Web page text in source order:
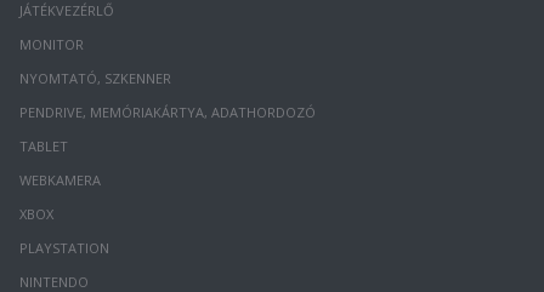
JÁTÉKVEZÉRLŐ
MONITOR
NYOMTATÓ, SZKENNER
PENDRIVE, MEMÓRIAKÁRTYA, ADATHORDOZÓ
TABLET
WEBKAMERA
XBOX
PLAYSTATION
NINTENDO